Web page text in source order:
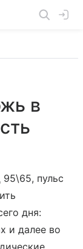
в
95\65, пульс
дня:
и далее во